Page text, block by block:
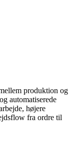
produktion og
automatiserede
højere
fra ordre til